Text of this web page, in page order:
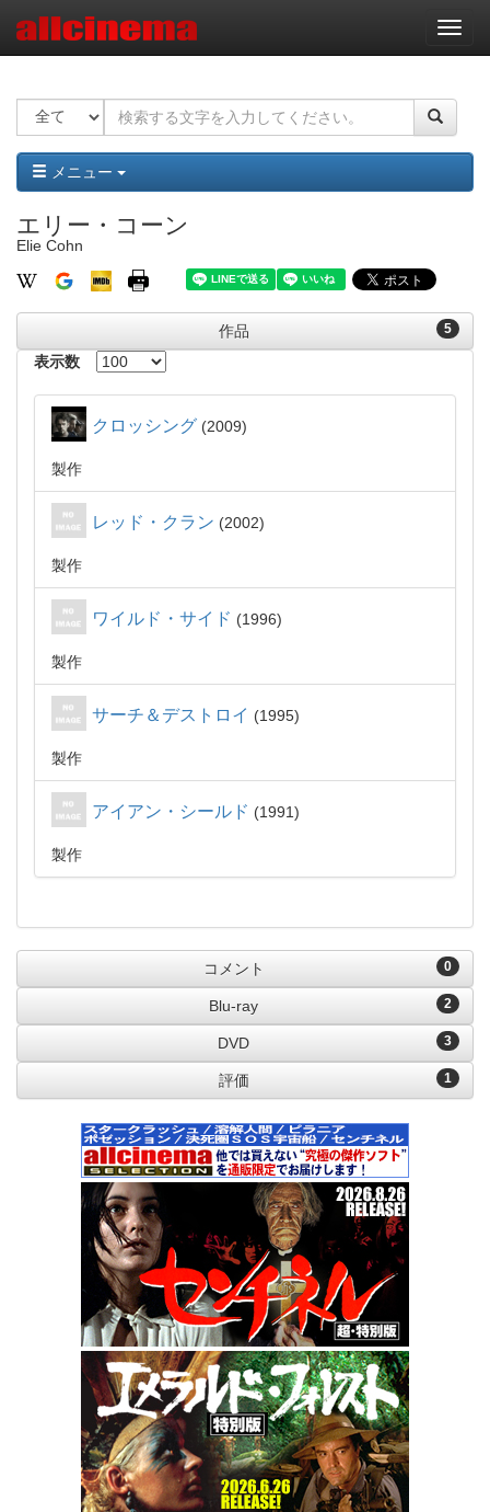
ナ
ビ
ー
ョ
ン
メニュー
エリー・コーン
Elie Cohn
5
作品
表示数
クロッシング 2009
製作
レッド・クラン 2002
製作
ワイルド・サイド 1996
製作
サーチ＆デストロイ 1995
製作
アイアン・シールド 1991
製作
0
コメント
2
Blu-ray
3
DVD
1
評価